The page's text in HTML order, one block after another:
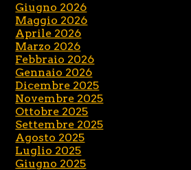
Giugno 2026
Maggio 2026
Aprile 2026
Marzo 2026
Febbraio 2026
Gennaio 2026
Dicembre 2025
Novembre 2025
Ottobre 2025
Settembre 2025
Agosto 2025
Luglio 2025
Giugno 2025